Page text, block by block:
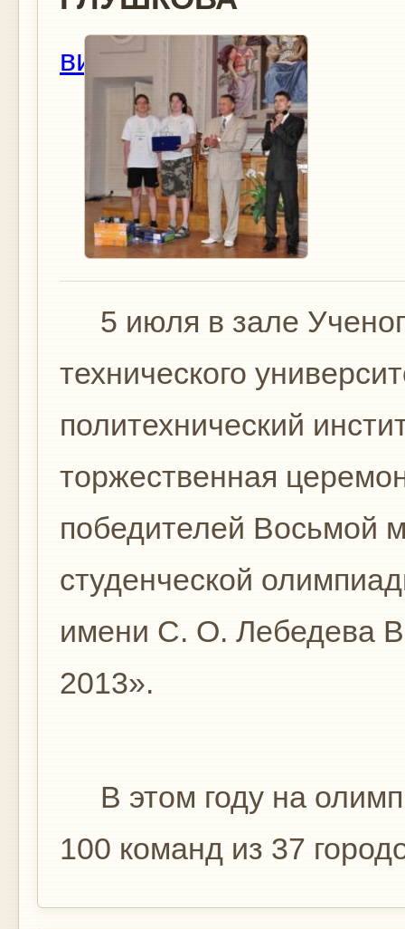
5 июля в зале
технического
политехнический
торжественная
победителей Восьмой
студенческой
имени С. О. Лебедева
2013».
В этом году на
100 команд из 37
вид